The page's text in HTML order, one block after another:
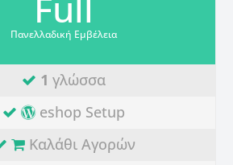
Πανελλαδική Εμβέλεια
1 γλώσσα
eshop Setup
Καλάθι Αγορών